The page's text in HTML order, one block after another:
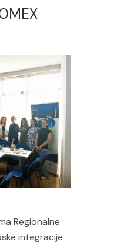
Regionalne
integracije